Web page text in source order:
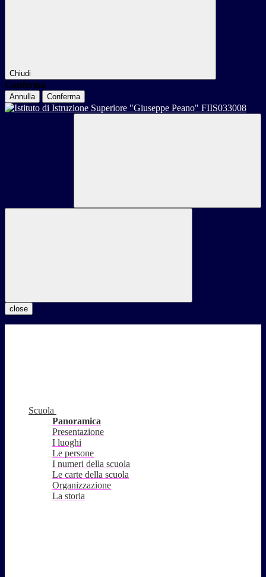
Chiudi
Conferma
Annulla Conferma
close
Scuola
Panoramica
Presentazione
I luoghi
Le persone
I numeri della scuola
Le carte della scuola
Organizzazione
La storia